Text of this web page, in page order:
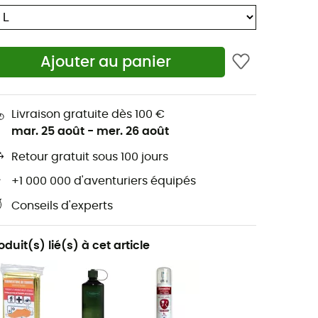
Ajouter au panier
Livraison gratuite dès 100 €
mar. 25 août - mer. 26 août
Retour gratuit sous 100 jours
+1 000 000 d'aventuriers équipés
Conseils d'experts
lié(s) à cet article